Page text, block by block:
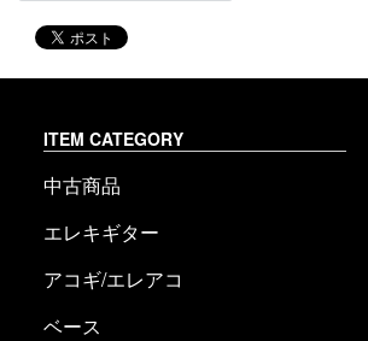
ITEM CATEGORY
中古商品
エレキギター
アコギ/エレアコ
ベース